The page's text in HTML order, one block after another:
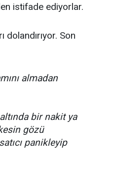
istifade ediyorlar.
Son
almadan
bir nakit ya
gözü
panikleyip